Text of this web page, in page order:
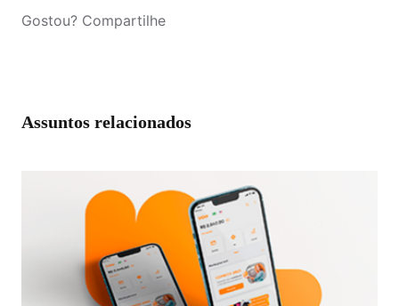
Gostou? Compartilhe
Assuntos relacionados